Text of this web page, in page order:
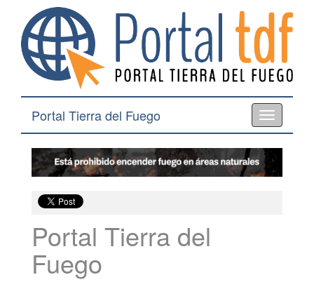
Toggle
navigation
Portal Tierra del Fuego
Portal Tierra del
Fuego